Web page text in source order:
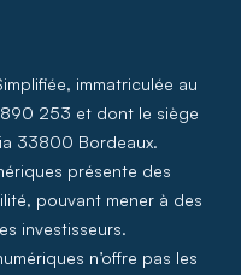
immatriculée au
890 253 et dont le siège
33800 Bordeaux.
présente des
pouvant mener à des
investisseurs.
n’offre pas les